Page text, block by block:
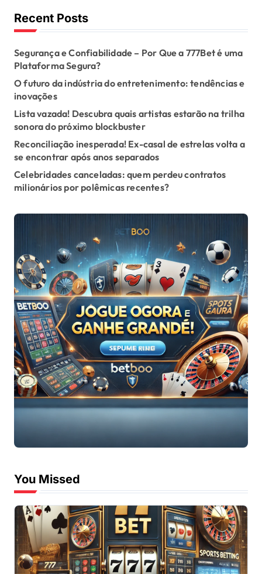
p
a
g
n
a
t
i
o
n
f
o
:
Recent Posts
Segurança e Confiabilidade – Por Que a 777Bet é uma
Plataforma Segura?
O futuro da indústria do entretenimento: tendências e
inovações
Lista vazada! Descubra quais artistas estarão na trilha
sonora do próximo blockbuster
Reconciliação inesperada! Ex-casal de estrelas volta a
se encontrar após anos separados
Celebridades canceladas: quem perdeu contratos
milionários por polêmicas recentes?
You Missed